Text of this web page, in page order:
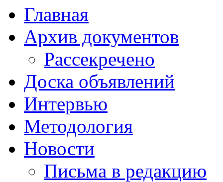
Главная
Архив документов
Рассекречено
Доска объявлений
Интервью
Методология
Новости
Письма в редакцию